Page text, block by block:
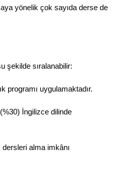
yönelik çok sayıda derse de
şekilde sıralanabilir:
programı uygulamaktadır.
İngilizce dilinde
alma imkânı